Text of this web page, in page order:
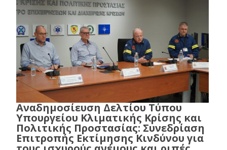
Αναδημοσίευση Δελτίου Τύπου
Υπουργείου Κλιματικής Κρίσης και
Πολιτικής Προστασίας: Συνεδρίαση
Επιτροπής Εκτίμησης Κινδύνου για